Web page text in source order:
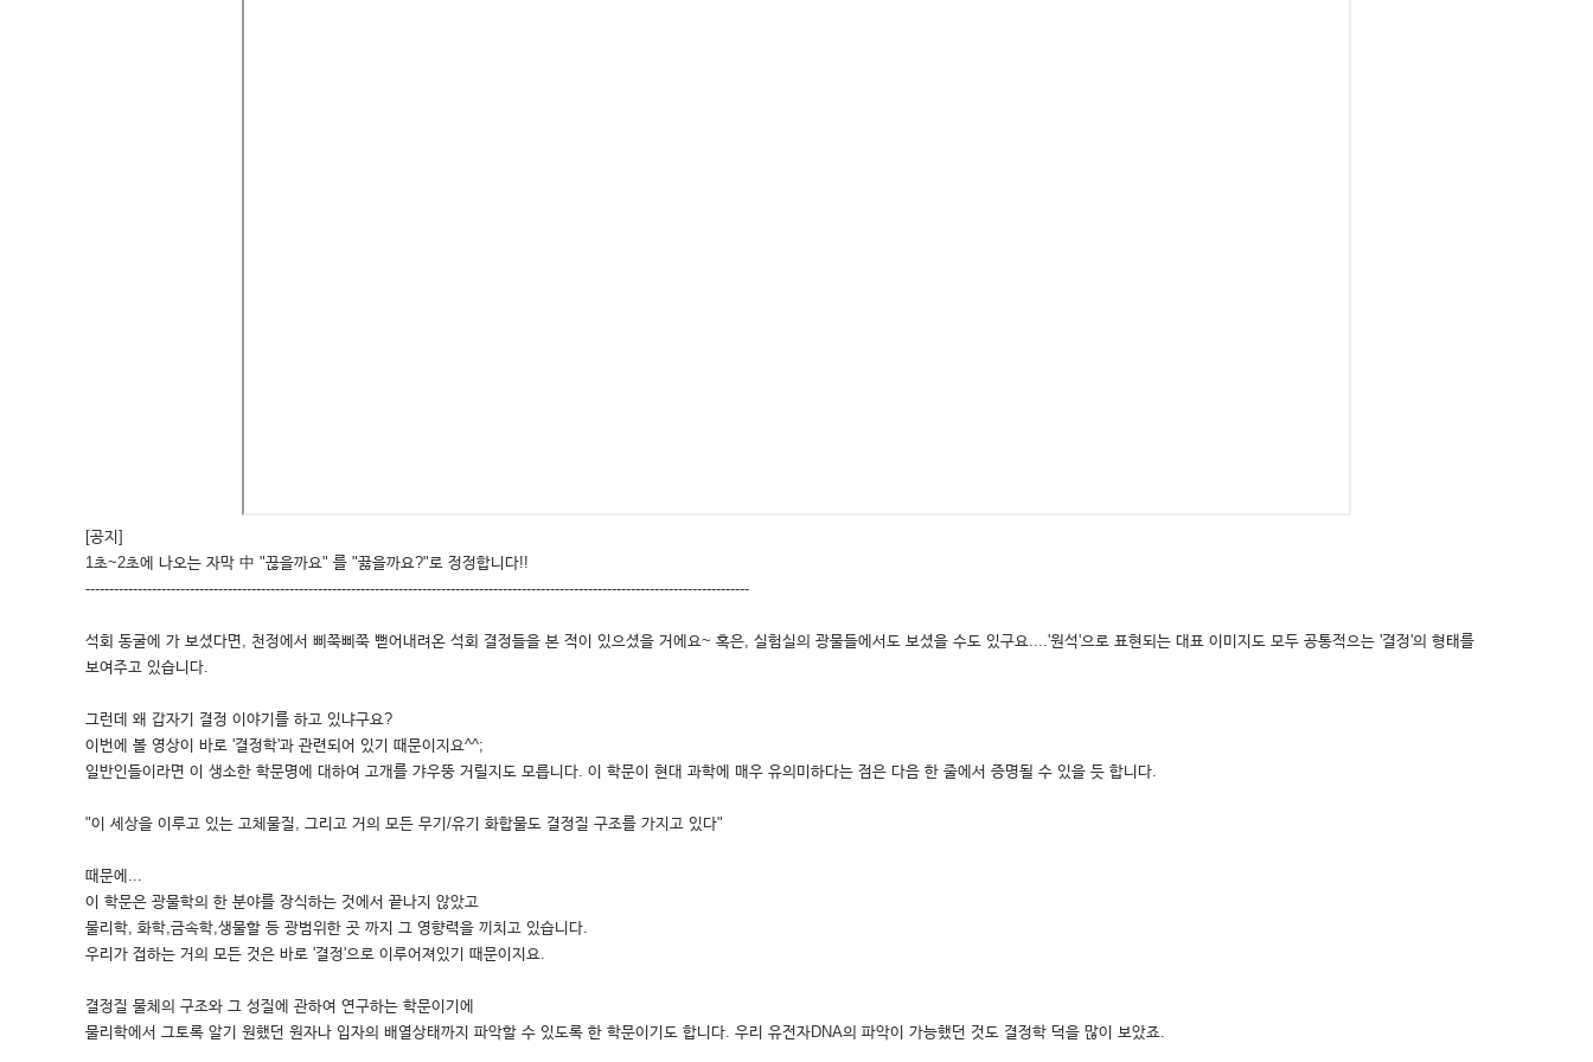
[공지]
1초~2초에 나오는 자막 中 "끊을까요" 를 "끓을까요?"로 정정합니다!!
--------------------------------------------------------------------------------------------------------------------------------------------
석회 동굴에 가 보셨다면, 천정에서 삐쭉삐쭉 뻗어내려온 석회 결정들을 본 적이 있으셨을 거에요~ 혹은, 실험실의 광물들에서도 보셨을 수도 있구요....'원석'으로 표현되는 대표 이미지도 모두 공통적으는 '결정'의 형태를
보여주고 있습니다.
그런데 왜 갑자기 결정 이야기를 하고 있냐구요?
이번에 볼 영상이 바로 '결정학'과 관련되어 있기 때문이지요^^;
일반인들이라면 이 생소한 학문명에 대하여 고개를 갸우뚱 거릴지도 모릅니다. 이 학문이 현대 과학에 매우 유의미하다는 점은 다음 한 줄에서 증명될 수 있을 듯 합니다.
"이 세상을 이루고 있는 고체물질, 그리고 거의 모든 무기/유기 화합물도 결정질 구조를 가지고 있다"
때문에...
이 학문은 광물학의 한 분야를 장식하는 것에서 끝나지 않았고
물리학, 화학,금속학,생물할 등 광범위한 곳 까지 그 영향력을 끼치고 있습니다.
우리가 접하는 거의 모든 것은 바로 '결정'으로 이루어져있기 때문이지요.
결정질 물체의 구조와 그 성질에 관하여 연구하는 학문이기에
물리학에서 그토록 알기 원했던 원자나 입자의 배열상태까지 파악할 수 있도록 한 학문이기도 합니다. 우리 유전자DNA의 파악이 가능했던 것도 결정학 덕을 많이 보았죠.